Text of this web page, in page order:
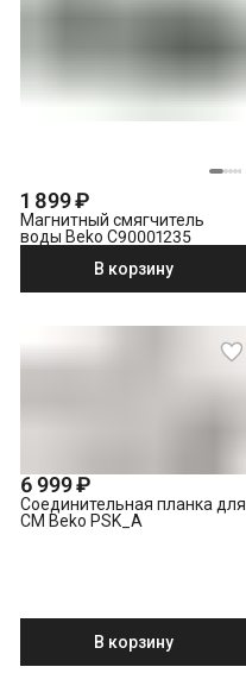
1 899 ₽
Магнитный смягчитель
воды Beko C90001235
В корзину
6 999 ₽
Соединительная планка для
СМ Beko PSK_A
В корзину